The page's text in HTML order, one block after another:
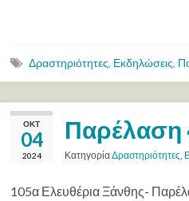
Δραστηριότητες, Εκδηλώσεις,
ΟΚΤ
04
2024
Παρέλαση
ΚατηγορίαΔραστηριότητες
105α Ελευθέρια Ξάνθης-